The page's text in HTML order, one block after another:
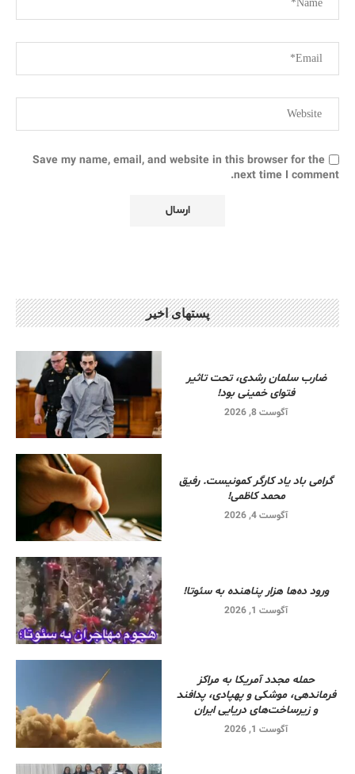
Save my name, email, and website in this browser for the
next time I comment.
پستهای اخیر
ضارب سلمان رشدی، تحت تاثیر
فتوای خمینی بود!
آگوست 8, 2026
گرامی باد یاد کارگر کمونیست. رفیق
محمد کاظمی!
آگوست 4, 2026
ورود ده‌ها هزار پناهنده به سئوتا!
آگوست 1, 2026
حمله مجدد آمریکا به مراکز
فرماندهی، موشکی و پهپادی، پدافند
و زیرساخت‌های دریایی ایران
آگوست 1, 2026